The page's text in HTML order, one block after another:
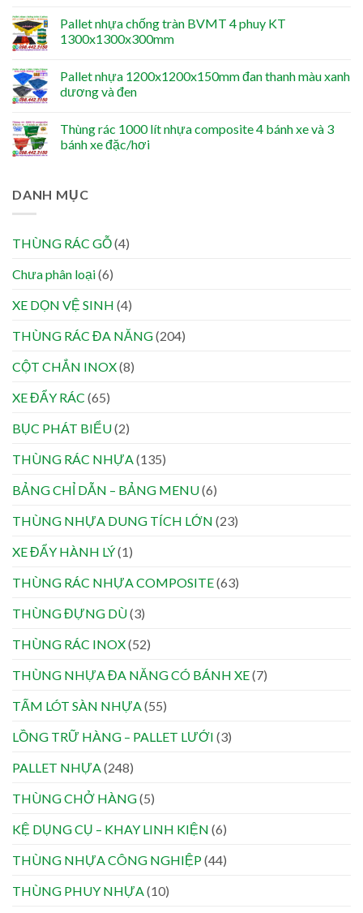
Pallet nhựa chống tràn BVMT 4 phuy KT
1300x1300x300mm
Pallet nhựa 1200x1200x150mm đan thanh màu xanh
dương và đen
Thùng rác 1000 lít nhựa composite 4 bánh xe và 3
bánh xe đặc/hơi
DANH MỤC
THÙNG RÁC GỖ(4)
Chưa phân loại(6)
XE DỌN VỆ SINH (4)
THÙNG RÁC ĐA NĂNG(204)
CỘT CHẮN INOX(8)
XE ĐẨY RÁC (65)
BỤC PHÁT BIỂU(2)
THÙNG RÁC NHỰA(135)
BẢNG CHỈ DẪN – BẢNG MENU(6)
THÙNG NHỰA DUNG TÍCH LỚN (23)
XE ĐẨY HÀNH LÝ(1)
THÙNG RÁC NHỰA COMPOSITE(63)
THÙNG ĐỰNG DÙ(3)
THÙNG RÁC INOX(52)
THÙNG NHỰA ĐA NĂNG CÓ BÁNH XE(7)
TẤM LÓT SÀN NHỰA(55)
LỒNG TRỮ HÀNG – PALLET LƯỚI (3)
PALLET NHỰA(248)
THÙNG CHỞ HÀNG(5)
KỆ DỤNG CỤ – KHAY LINH KIỆN (6)
THÙNG NHỰA CÔNG NGHIỆP(44)
THÙNG PHUY NHỰA(10)